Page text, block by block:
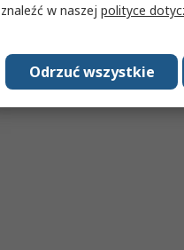
znaleźć w naszej polityce
Odrzuć wszystkie